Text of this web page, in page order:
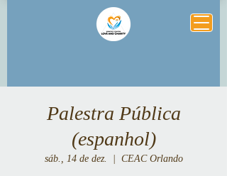
Palestra Pública
(espanhol)
sáb., 14 de dez. CEAC Orlando